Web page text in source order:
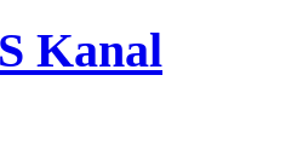
Kanal